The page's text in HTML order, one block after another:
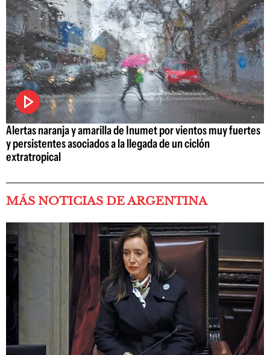
Alertas naranja y amarilla de Inumet por vientos muy fuertes
y persistentes asociados a la llegada de un ciclón
extratropical
MÁS NOTICIAS DE ARGENTINA